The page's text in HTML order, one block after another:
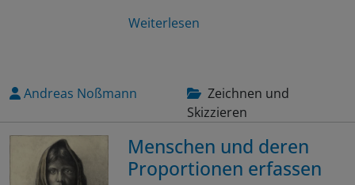
Weiterlesen
Andreas Noßmann
Zeichnen und
Skizzieren
Menschen und deren
Proportionen erfassen